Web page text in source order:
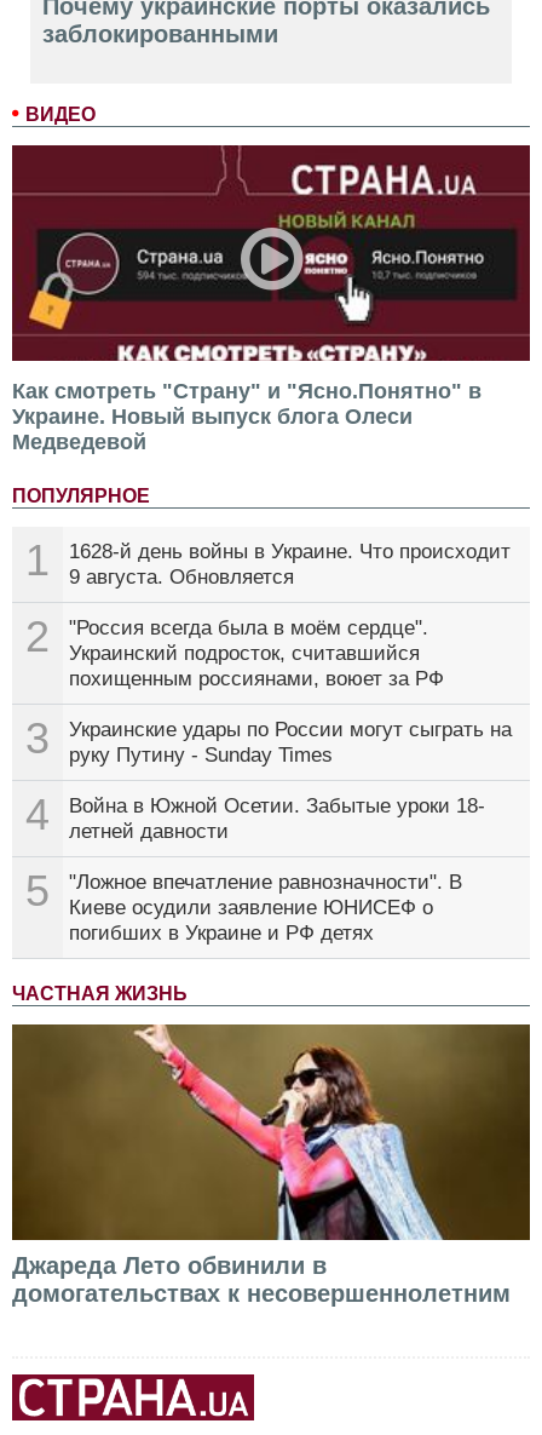
ВИДЕО
Как смотреть "Страну" и "Ясно.Понятно" в
Украине. Новый выпуск блога Олеси
Медведевой
ПОПУЛЯРНОЕ
1
1628-й день войны в Украине. Что происходит
9 августа. Обновляется
2
"Россия всегда была в моём сердце".
Украинский подросток, считавшийся
похищенным россиянами, воюет за РФ
3
Украинские удары по России могут сыграть на
руку Путину - Sunday Times
4
Война в Южной Осетии. Забытые уроки 18-
летней давности
5
"Ложное впечатление равнозначности". В
Киеве осудили заявление ЮНИСЕФ о
погибших в Украине и РФ детях
ЧАСТНАЯ ЖИЗНЬ
Джареда Лето обвинили в
домогательствах к несовершеннолетним
Почему украинские порты оказались
заблокированными